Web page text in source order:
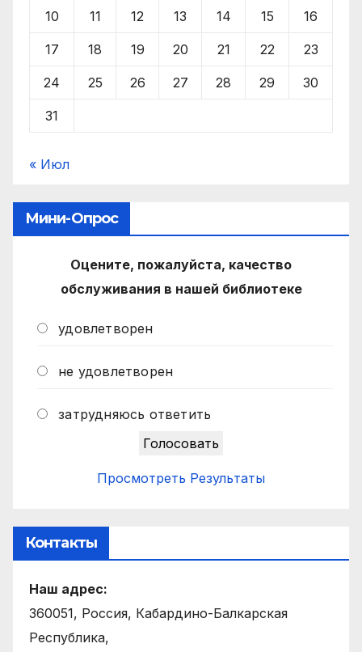
10 11 12 13 14 15 16
17 18 19 20 21 22 23
24 25 26 27 28 29 30
31
« Июл
Мини-Опрос
Оцените, пожалуйста, качество
обслуживания в нашей библиотеке
удовлетворен
не удовлетворен
затрудняюсь ответить
Просмотреть Результаты
Контакты
Наш адрес:
360051, Россия, Кабардино-Балкарская
Республика,